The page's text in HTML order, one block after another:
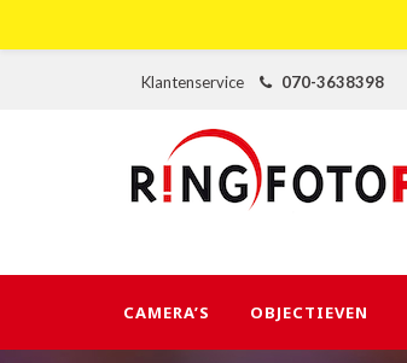
Klantenservice 070-3638398
CAMERA’S OBJECTIEVEN